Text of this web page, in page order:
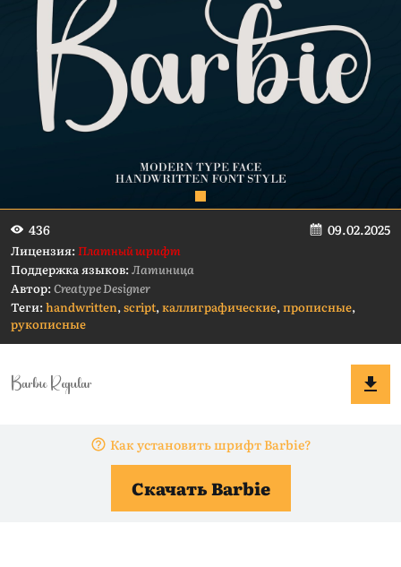
436 09.02.2025
Лицензия: Платный шрифт
Поддержка языков:Латиница
Автор:Creatype Designer
Теги:handwritten, script, каллиграфические, прописные,
рукописные
Как установить шрифт Barbie?
Скачать Barbie